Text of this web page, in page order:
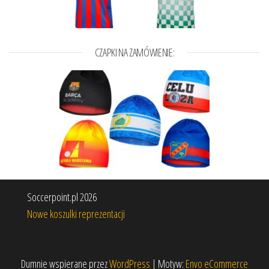
CZAPKI NA ZAMÓWIENIE:
Soccerpoint.pl 2026
Nowe koszulki reprezentacji
Dumnie wspierane przezWordPress | Motyw: Envo eCommerce